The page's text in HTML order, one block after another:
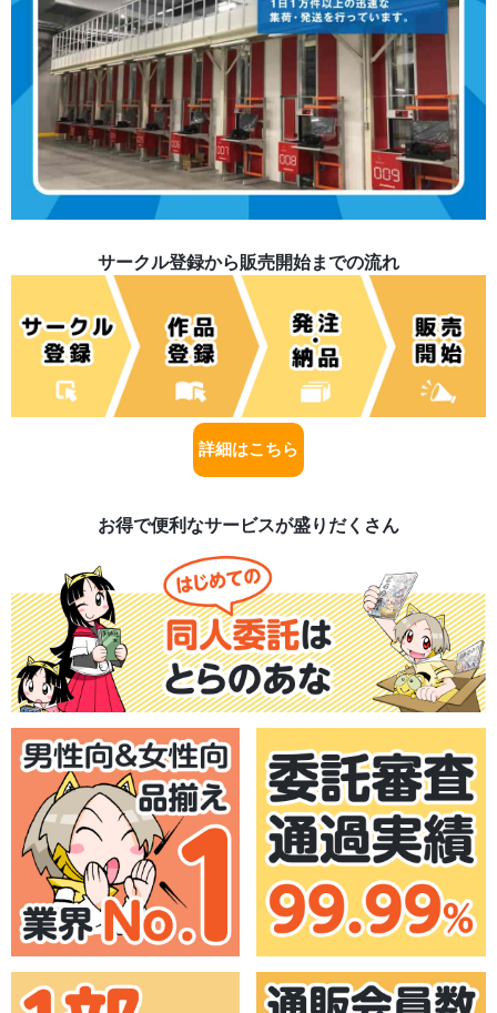
サークル登録から販売開始までの流れ
詳細はこちら
お得で便利なサービスが盛りだくさん